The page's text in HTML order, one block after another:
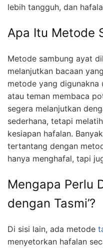
lebih tangguh, dan
Apa Itu Metode
Metode sambung ayat
melanjutkan bacaan
metode yang digunakna
atau teman membaca
segera melanjutkan
sederhana, tetapi
kesiapan hafalan.
tertantang dengan
hanya menghafal, tapi
Mengapa Perlu
dengan Tasmi’?
Di sisi lain, ada metode
menyetorkan hafalan